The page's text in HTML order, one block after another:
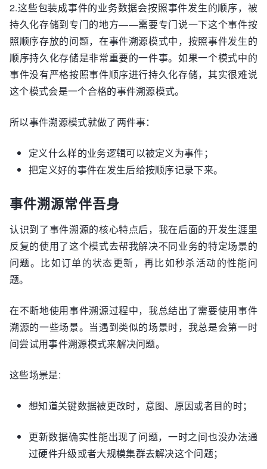
2.这些包装成事件的业务数据会按照事件发生的顺序，被
持久化存储到专门的地方——需要专门说一下这个事件按
照顺序存放的问题，在事件溯源模式中，按照事件发生的
顺序持久化存储是非常重要的一件事。如果一个模式中的
事件没有严格按照事件顺序进行持久化存储，其实很难说
这个模式会是一个合格的事件溯源模式。
所以事件溯源模式就做了两件事：
定义什么样的业务逻辑可以被定义为事件；
把定义好的事件在发生后给按顺序记录下来。
事件溯源常伴吾身
认识到了事件溯源的核心特点后，我在后面的开发生涯里
反复的使用了这个模式去帮我解决不同业务的特定场景的
问题。比如订单的状态更新，再比如秒杀活动的性能问
题。
在不断地使用事件溯源过程中，我总结出了需要使用事件
溯源的一些场景。当遇到类似的场景时，我总是会第一时
间尝试用事件溯源模式来解决问题。
这些场景是:
想知道关键数据被更改时，意图、原因或者目的时；
更新数据确实性能出现了问题，一时之间也没办法通
过硬件升级或者大规模集群去解决这个问题；